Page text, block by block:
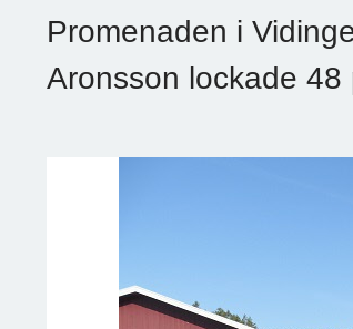
Promenaden i
Aronsson lockade 48